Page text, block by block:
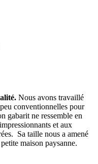
Nous avons travaillé
conventionnelles pour
gabarit ne ressemble en
et aux
Sa taille nous a amené
maison paysanne.